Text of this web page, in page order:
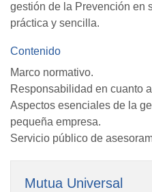
gestión de la Prevención en
práctica y sencilla.
Contenido
Marco normativo.
Responsabilidad en cuanto
Aspectos esenciales de la
pequeña empresa.
Servicio público de
Mutua Universal